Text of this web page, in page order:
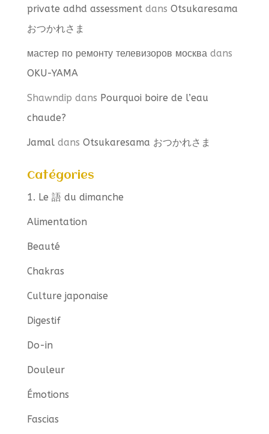
private adhd assessmentdans Otsukaresama
おつかれさま
мастер по ремонту телевизоров москваdans
OKU-YAMA
Shawndip dans Pourquoi boire de l’eau
chaude?
Jamaldans Otsukaresama おつかれさま
Catégories
1. Le 語 du dimanche
Alimentation
Beauté
Chakras
Culture japonaise
Digestif
Do-in
Douleur
Émotions
Fascias